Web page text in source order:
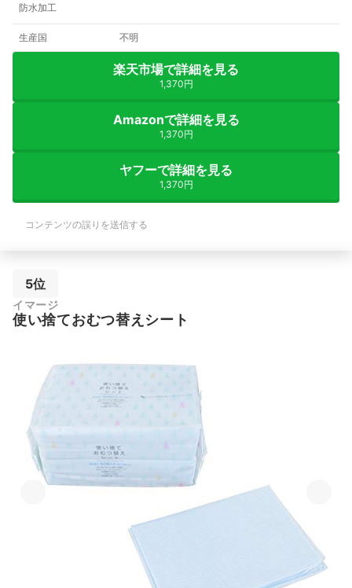
防水加工
生産国 不明
楽天市場で詳細を見る
1,370円
Amazonで詳細を見る
1,370円
ヤフーで詳細を見る
1,370円
コンテンツの誤りを送信する
5位
イマージ
使い捨ておむつ替えシート